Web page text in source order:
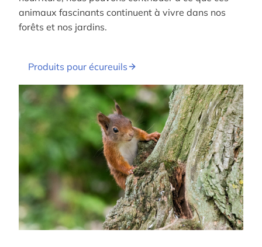
animaux fascinants continuent à vivre dans nos
forêts et nos jardins.
Produits pour écureuils